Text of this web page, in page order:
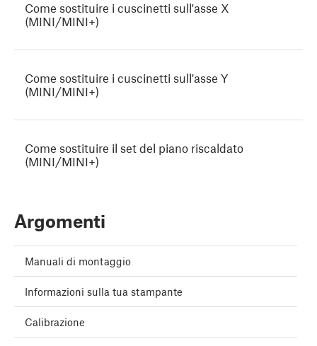
Come sostituire i cuscinetti sull'asse X
(MINI/MINI+)
Come sostituire i cuscinetti sull'asse Y
(MINI/MINI+)
Come sostituire il set del piano riscaldato
(MINI/MINI+)
Argomenti
Manuali di montaggio
Informazioni sulla tua stampante
Calibrazione